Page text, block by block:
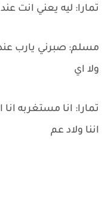
تمارا: ليه يعني انت
ولا اي
تمارا: انا مستغربه
اننا ولاد عم